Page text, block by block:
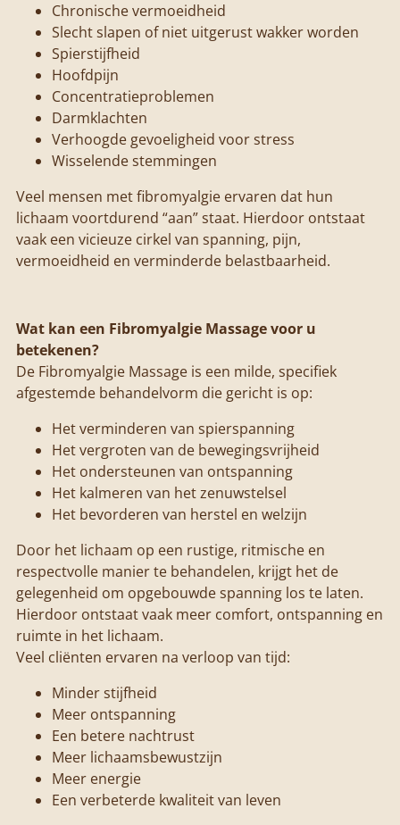
Chronische vermoeidheid
Slecht slapen of niet uitgerust wakker worden
Spierstijfheid
Hoofdpijn
Concentratieproblemen
Darmklachten
Verhoogde gevoeligheid voor stress
Wisselende stemmingen
Veel mensen met fibromyalgie ervaren dat hun
lichaam voortdurend “aan” staat. Hierdoor ontstaat
vaak een vicieuze cirkel van spanning, pijn,
vermoeidheid en verminderde belastbaarheid.
Wat kan een Fibromyalgie Massage voor u
betekenen?
De Fibromyalgie Massage is een milde, specifiek
afgestemde behandelvorm die gericht is op:
Het verminderen van spierspanning
Het vergroten van de bewegingsvrijheid
Het ondersteunen van ontspanning
Het kalmeren van het zenuwstelsel
Het bevorderen van herstel en welzijn
Door het lichaam op een rustige, ritmische en
respectvolle manier te behandelen, krijgt het de
gelegenheid om opgebouwde spanning los te laten.
Hierdoor ontstaat vaak meer comfort, ontspanning en
ruimte in het lichaam.
Veel cliënten ervaren na verloop van tijd:
Minder stijfheid
Meer ontspanning
Een betere nachtrust
Meer lichaamsbewustzijn
Meer energie
Een verbeterde kwaliteit van leven